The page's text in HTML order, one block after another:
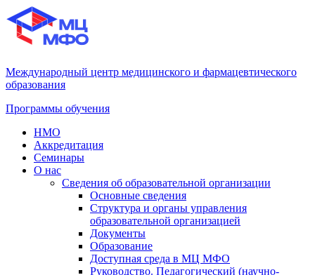
Международный центр медицинского и фармацевтического
образования
Программы обучения
НМО
Аккредитация
Семинары
О нас
Сведения об образовательной организации
Основные сведения
Структура и органы управления
образовательной организацией
Документы
Образование
Доступная среда в МЦ МФО
Руководство. Педагогический (научно-